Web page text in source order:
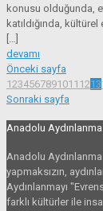
konusu olduğunda,
katıldığında,
[…]
devamı
Önceki sayfa
1234567891011 1213
Sonraki sayfa
Anadolu Aydınlanma
Anadolu Aydınlanma
yapmaksızın,
Aydınlanmayı
farklı kültürler ile